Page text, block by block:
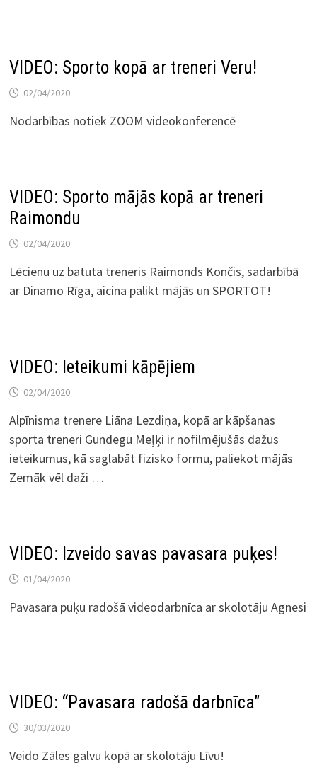
VIDEO: Sporto kopā ar treneri Veru!
02/04/2020
Nodarbības notiek ZOOM videokonferencē
VIDEO: Sporto mājās kopā ar treneri
Raimondu
02/04/2020
Lēcienu uz batuta treneris Raimonds Končis, sadarbībā
ar Dinamo Rīga, aicina palikt mājās un SPORTOT!
VIDEO: Ieteikumi kāpējiem
02/04/2020
Alpīnisma trenere Liāna Lezdiņa, kopā ar kāpšanas
sporta treneri Gundegu Meļķi ir nofilmējušās dažus
ieteikumus, kā saglabāt fizisko formu, paliekot mājās
Zemāk vēl daži …
VIDEO: Izveido savas pavasara puķes!
01/04/2020
Pavasara puķu radošā videodarbnīca ar skolotāju Agnesi
VIDEO: “Pavasara radošā darbnīca”
30/03/2020
Veido Zāles galvu kopā ar skolotāju Līvu!